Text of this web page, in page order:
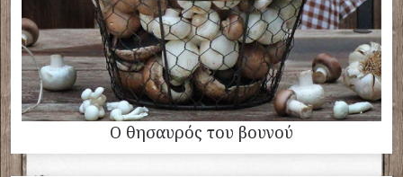
Ο θησαυρός του βουνού